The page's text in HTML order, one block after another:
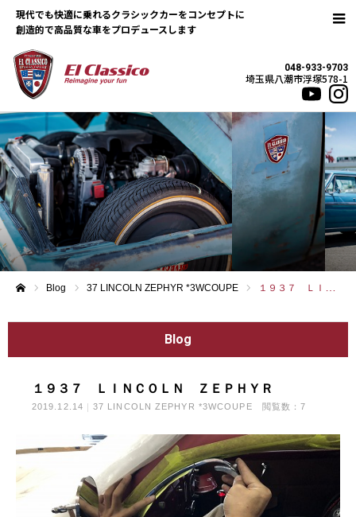
現代でも快適に乗れるクラシックカーをコンセプトに
048-933-9703
埼玉県八潮市浮塚578-1
Blog 37 LINCOLN ZEPHYR *3WCOUPE １９３７ ＬＩＮＣＯＬＮ ＺＥＰＨＹＲ
Blog
１９３７ ＬＩＮＣＯＬＮ ＺＥＰＨＹＲ
2019.12.14 37 LINCOLN ZEPHYR *3WCOUPE 閲覧数：7